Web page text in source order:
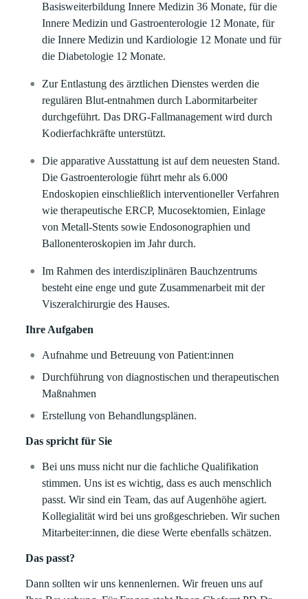
Basisweiterbildung Innere Medizin 36 Monate, für die
Innere Medizin und Gastroenterologie 12 Monate, für
die Innere Medizin und Kardiologie 12 Monate und für
die Diabetologie 12 Monate.
Zur Entlastung des ärztlichen Dienstes werden die
regulären Blut-entnahmen durch Labormitarbeiter
durchgeführt. Das DRG-Fallmanagement wird durch
Kodierfachkräfte unterstützt.
Die apparative Ausstattung ist auf dem neuesten Stand.
Die Gastroenterologie führt mehr als 6.000
Endoskopien einschließlich interventioneller Verfahren
wie therapeutische ERCP, Mucosektomien, Einlage
von Metall-Stents sowie Endosonographien und
Ballonenteroskopien im Jahr durch.
Im Rahmen des interdisziplinären Bauchzentrums
besteht eine enge und gute Zusammenarbeit mit der
Viszeralchirurgie des Hauses.
Ihre Aufgaben
Aufnahme und Betreuung von Patient:innen
Durchführung von diagnostischen und therapeutischen
Maßnahmen
Erstellung von Behandlungsplänen.
Das spricht für Sie
Bei uns muss nicht nur die fachliche Qualifikation
stimmen. Uns ist es wichtig, dass es auch menschlich
passt. Wir sind ein Team, das auf Augenhöhe agiert.
Kollegialität wird bei uns großgeschrieben. Wir suchen
Mitarbeiter:innen, die diese Werte ebenfalls schätzen.
Das passt?
Dann sollten wir uns kennenlernen. Wir freuen uns auf